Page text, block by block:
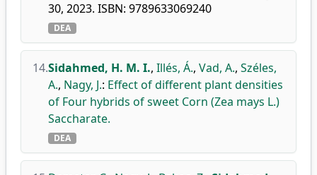
30, 2023. ISBN: 9789633069240
DEA
14.Sidahmed, H. M. I., Illés, Á., Vad, A., Széles,
A., Nagy, J.: Effect of different plant densities
of Four hybrids of sweet Corn (Zea mays L.)
Saccharate.
DEA